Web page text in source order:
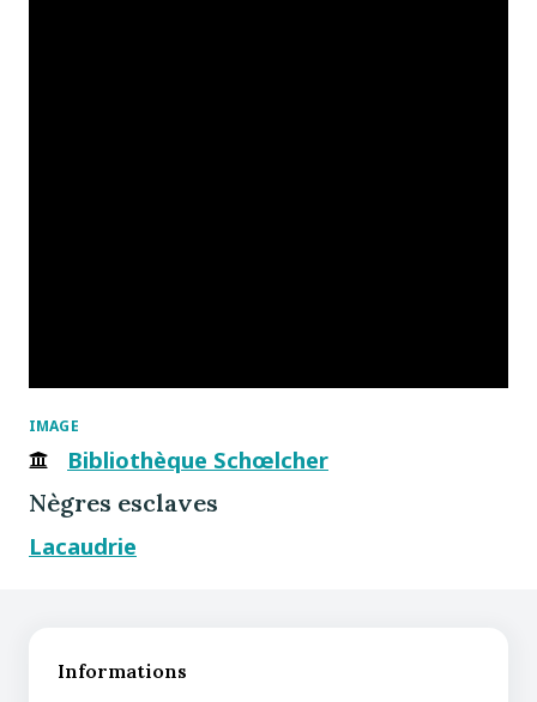
IMAGE
Bibliothèque Schœlcher
Nègres esclaves
Lacaudrie
Informations